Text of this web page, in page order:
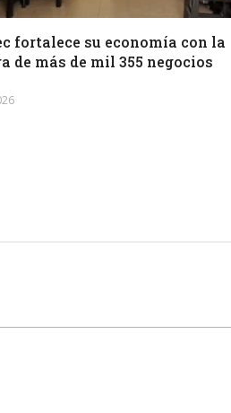
fortalece su economía con la
de más de mil 355 negocios